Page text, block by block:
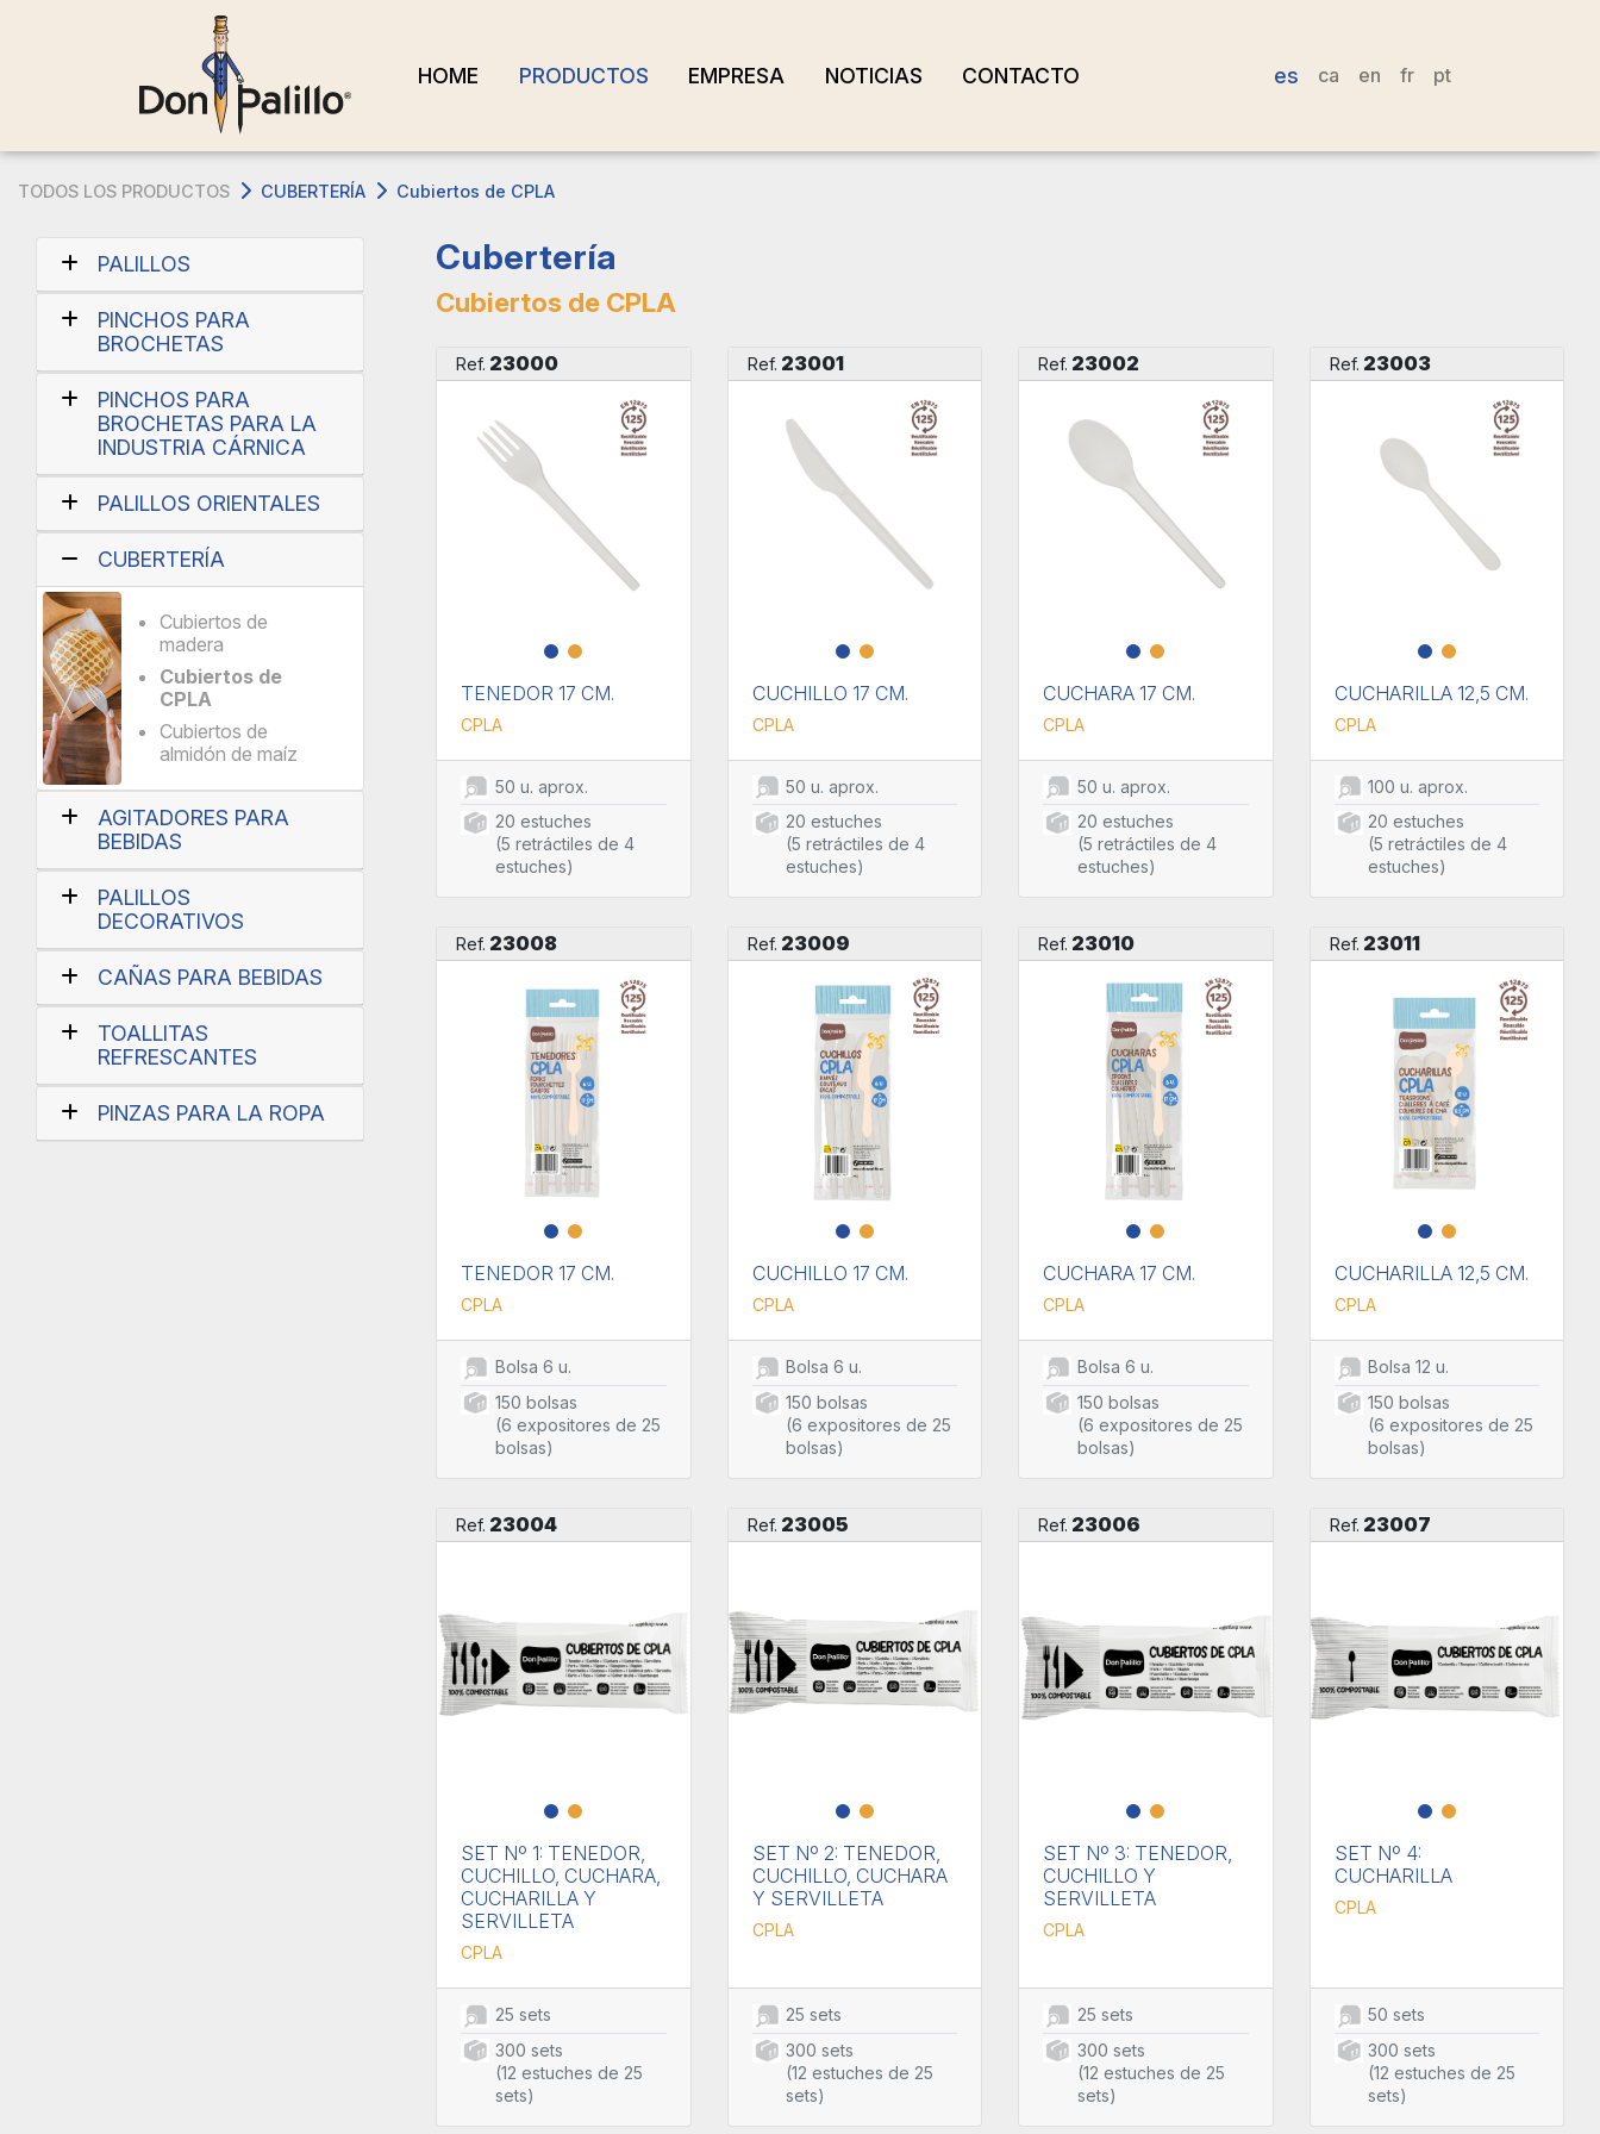
HOME PRODUCTOS EMPRESA NOTICIAS CONTACTO es ca en fr pt
TODOS LOS PRODUCTOS CUBERTERÍA Cubiertos de CPLA
PALILLOS
PINCHOS PARA
BROCHETAS
PINCHOS PARA
BROCHETAS PARA LA
INDUSTRIA CÁRNICA
PALILLOS ORIENTALES
CUBERTERÍA
Cubiertos de
madera
Cubiertos de
CPLA
Cubiertos de
almidón de maíz
AGITADORES PARA
BEBIDAS
PALILLOS
DECORATIVOS
CAÑAS PARA BEBIDAS
TOALLITAS
REFRESCANTES
PINZAS PARA LA ROPA
Cubertería
Cubiertos de CPLA
Ref. 23000
TENEDOR 17 CM.
CPLA
50 u. aprox.
20 estuches
(5 retráctiles de 4
estuches)
Ref. 23001
CUCHILLO 17 CM.
CPLA
50 u. aprox.
20 estuches
(5 retráctiles de 4
estuches)
Ref. 23002
CUCHARA 17 CM.
CPLA
50 u. aprox.
20 estuches
(5 retráctiles de 4
estuches)
Ref. 23003
CUCHARILLA 12,5 CM.
CPLA
100 u. aprox.
20 estuches
(5 retráctiles de 4
estuches)
Ref. 23008
TENEDOR 17 CM.
CPLA
Bolsa 6 u.
150 bolsas
(6 expositores de 25
bolsas)
Ref. 23009
CUCHILLO 17 CM.
CPLA
Bolsa 6 u.
150 bolsas
(6 expositores de 25
bolsas)
Ref. 23010
CUCHARA 17 CM.
CPLA
Bolsa 6 u.
150 bolsas
(6 expositores de 25
bolsas)
Ref. 23011
CUCHARILLA 12,5 CM.
CPLA
Bolsa 12 u.
150 bolsas
(6 expositores de 25
bolsas)
Ref. 23004
SET Nº 1: TENEDOR,
CUCHILLO, CUCHARA,
CUCHARILLA Y
SERVILLETA
CPLA
25 sets
300 sets
(12 estuches de 25
sets)
Ref. 23005
SET Nº 2: TENEDOR,
CUCHILLO, CUCHARA
Y SERVILLETA
CPLA
25 sets
300 sets
(12 estuches de 25
sets)
Ref. 23006
SET Nº 3: TENEDOR,
CUCHILLO Y
SERVILLETA
CPLA
25 sets
300 sets
(12 estuches de 25
sets)
Ref. 23007
SET Nº 4:
CUCHARILLA
CPLA
50 sets
300 sets
(12 estuches de 25
sets)